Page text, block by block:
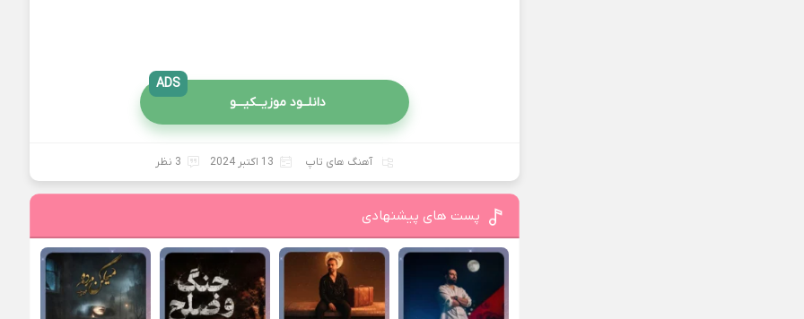
دانلــود موزیــکیـــو
ADS
آهنگ های تاپ 13 اکتبر 2024 3 نظر
پست های پیشنهادی